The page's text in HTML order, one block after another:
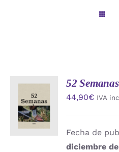
AL
CARRITO
/
DETALLES
52
44,90€ IVA
Fecha de
diciembre